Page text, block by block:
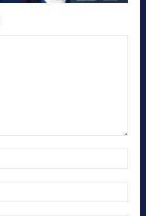
:*